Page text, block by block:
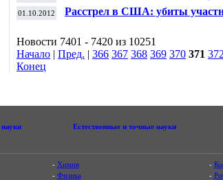
на Ближнем Востоке рынку
01.10.2012
Расстрел в США: убиты
Новости 7401 - 7420 из 10251
Начало | Пред. | 366 367 368 369 370 371 372
Конец
Естественные и точные науки
- Химия
- Физика
-
-